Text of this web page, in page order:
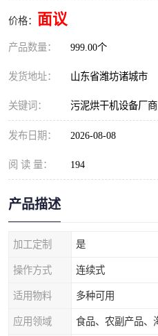
价格： 面议
产品数量： 999.00个
发货地址： 山东省潍坊诸城市
关键词： 污泥烘干机设备厂商
发布日期： 2026-08-08
阅 读 量： 194
产品描述
加工定制 是
操作方式 连续式
适用物料 多种可用
应用领域